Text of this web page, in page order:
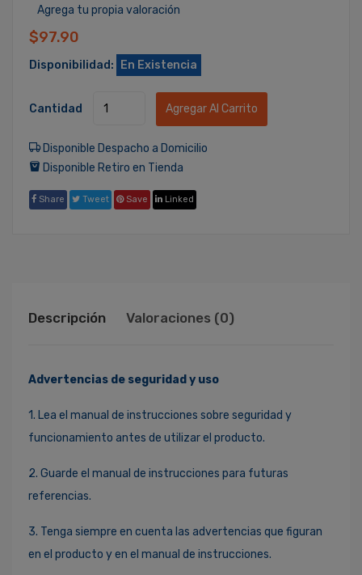
Agrega tu propia valoración
$97.90
Disponibilidad: En Existencia
Cantidad Agregar Al Carrito
Disponible Despacho a Domicilio
Disponible Retiro en Tienda
Share Tweet Save Linked
Descripción Valoraciones (0)
Advertencias de seguridad y uso
1. Lea el manual de instrucciones sobre seguridad y
funcionamiento antes de utilizar el producto.
2. Guarde el manual de instrucciones para futuras
referencias.
3. Tenga siempre en cuenta las advertencias que figuran
en el producto y en el manual de instrucciones.